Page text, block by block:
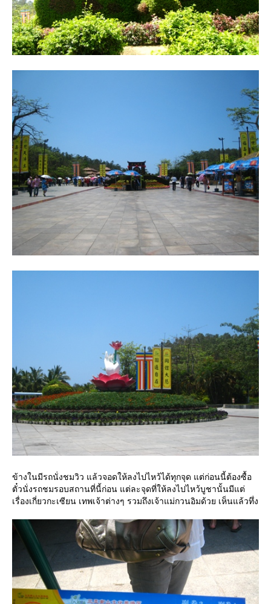
ข้างในมีรถนั่งชมวิว แล้วจอดให้ลงไปไหว้ได้ทุกจุด แต่ก่อนนี้ต้องซื้อ
ตั๋วนั่งรถชมรอบสถานที่นี้ก่อน แต่ละจุดที่ให้ลงไปไหว้บูชานั้นมีแต่
เรื่องเกี่ยวกะเซียน เทพเจ้าต่างๆ รวมถึงเจ้าแม่กวนอิมด้วย เห็นแล้วทึ่ง